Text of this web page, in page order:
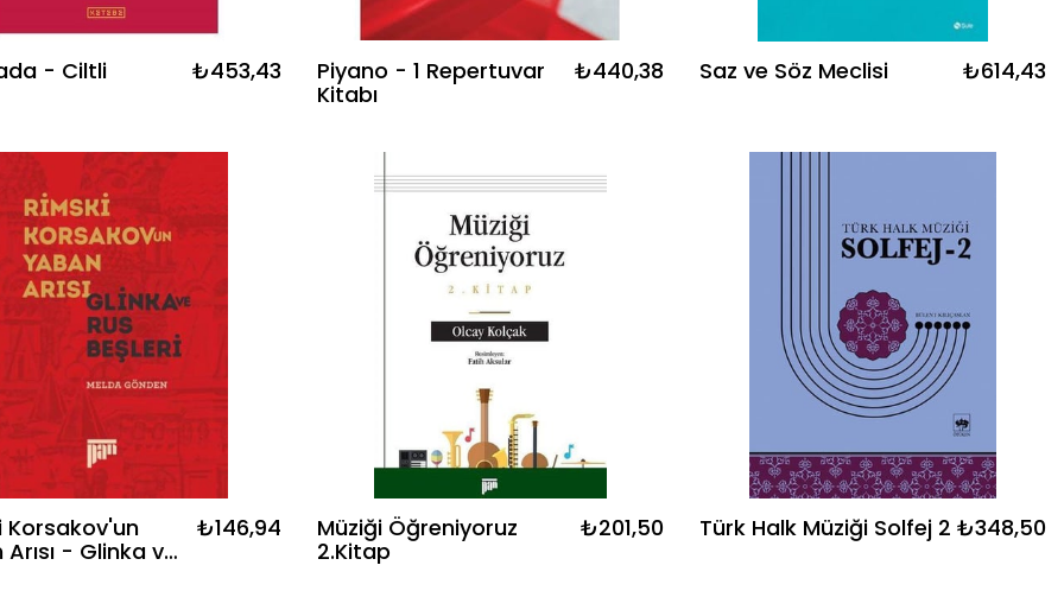
- Ciltli ₺453,43
Piyano - 1 Repertuvar
Kitabı
₺440,38 Saz ve Söz Meclisi ₺614,43
Korsakov'un
- Glinka ve
₺146,94
Müziği Öğreniyoruz
2.Kitap
₺201,50 Türk Halk Müziği Solfej 2 ₺348,50